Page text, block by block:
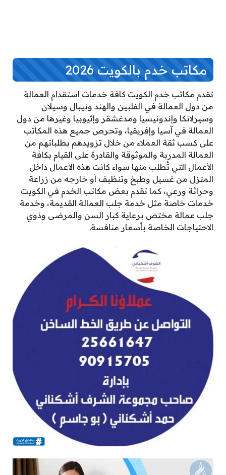
مكاتب خدم بالكويت 2026
تقدم مكاتب خدم الكويت كافة خدمات استقدام العمالة
من دول العمالة في الفلبين والهند ونيبال وسيلان
وسيرلانكا وإندونيسيا ومدغشقر وإثيوبيا وغيرها من دول
العمالة في آسيا وإفريقيا، وتحرص جميع هذه المكاتب
على كسب ثقة العملاء من خلال تزويدهم بطلباتهم من
العمالة المدربة والموثوقة والقادرة على القيام بكافة
الأعمال التي تُطلب منها سواء كانت هذه الأعمال داخل
المنزل من غسيل وطبخ وتنظيف أو خارجه من زراعة
وحراثة ورعي، كما تقدم بعض مكاتب الخدم في الكويت
خدمات خاصة مثل خدمة جلب العمالة القديمة، وخدمة
جلب عمالة مختص برعاية كبار السن والمرضى وذوي
الاحتياجات الخاصة بأسعار منافسة.